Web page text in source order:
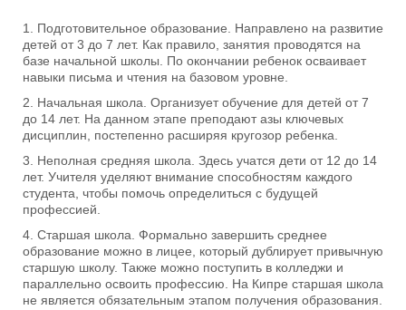
Подготовительное образование. Направлено на развитие
детей от 3 до 7 лет. Как правило, занятия проводятся на
базе начальной школы. По окончании ребенок осваивает
навыки письма и чтения на базовом уровне.
Начальная школа. Организует обучение для детей от 7
до 14 лет. На данном этапе преподают азы ключевых
дисциплин, постепенно расширяя кругозор ребенка.
Неполная средняя школа. Здесь учатся дети от 12 до 14
лет. Учителя уделяют внимание способностям каждого
студента, чтобы помочь определиться с будущей
профессией.
Старшая школа. Формально завершить среднее
образование можно в лицее, который дублирует привычную
старшую школу. Также можно поступить в колледжи и
параллельно освоить профессию. На Кипре старшая школа
не является обязательным этапом получения образования.